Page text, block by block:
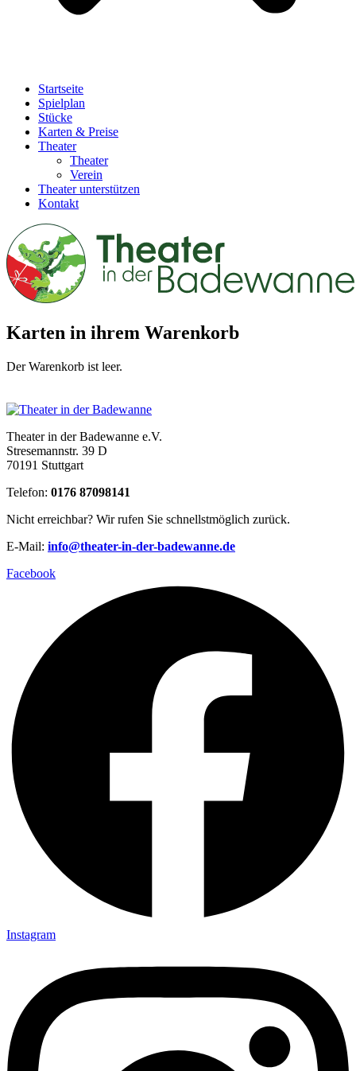
Startseite
Spielplan
Stücke
Karten & Preise
Theater
Theater
Verein
Theater unterstützen
Kontakt
Karten in ihrem Warenkorb
Der Warenkorb ist leer.
Theater in der Badewanne e.V.
Stresemannstr. 39 D
70191 Stuttgart
Telefon: 0176 87098141
Nicht erreichbar? Wir rufen Sie schnellstmöglich zurück.
E-Mail: info@theater-in-der-badewanne.de
Facebook
Instagram